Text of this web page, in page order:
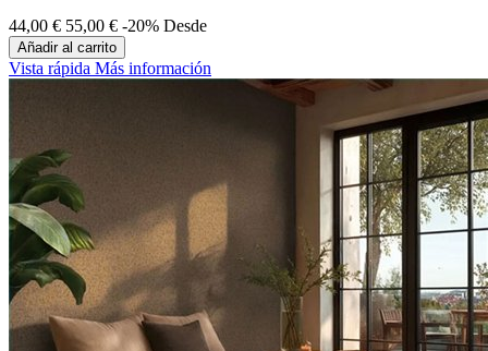
44,00 € 55,00 € -20% Desde
Añadir al carrito
Vista rápida Más información